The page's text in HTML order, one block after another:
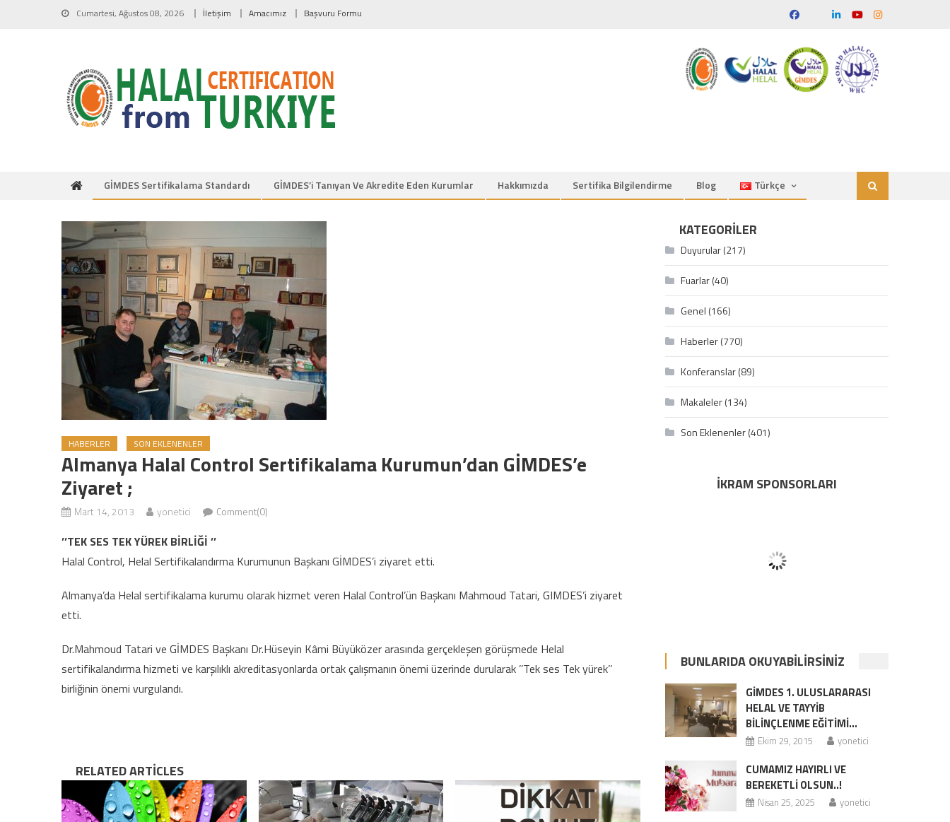
Skip to content Cumartesi, Ağustos 08, 2026 İletişim Amacımız Başvuru Formu
GİMDES Sertifikalama Standardı GİMDES’i Tanıyan Ve Akredite Eden Kurumlar Hakkımızda Sertifika Bilgilendirme Blog Türkçe
HABERLER SON EKLENENLER
Almanya Halal Control Sertifikalama Kurumun’dan GİMDES’e
Ziyaret ;
Mart 14, 2013 yonetici Comment(0)
’’TEK SES TEK YÜREK BİRLİĞİ ’’
Halal Control, Helal Sertifikalandırma Kurumunun Başkanı GİMDES’i ziyaret etti.
Almanya’da Helal sertifikalama kurumu olarak hizmet veren Halal Control’ün Başkanı Mahmoud Tatari, GIMDES’i ziyaret
etti.
Dr.Mahmoud Tatari ve GİMDES Başkanı Dr.Hüseyin Kâmi Büyüközer arasında gerçekleşen görüşmede Helal
sertifikalandırma hizmeti ve karşılıklı akreditasyonlarda ortak çalışmanın önemi üzerinde durularak ’’Tek ses Tek yürek’’
birliğinin önemi vurgulandı.
RELATED ARTICLES
KATEGORILER
Duyurular(217)
Fuarlar(40)
Genel (166)
Haberler(770)
Konferanslar(89)
Makaleler(134)
Son Eklenenler(401)
İKRAM SPONSORLARI
BUNLARIDA OKUYABILIRSINIZ
GİMDES 1. ULUSLARARASI
HELAL VE TAYYİB
BİLİNÇLENME EĞİTİMİ…
Ekim 29, 2015 yonetici
CUMAMIZ HAYIRLI VE
BEREKETLİ OLSUN..!
Nisan 25, 2025 yonetici